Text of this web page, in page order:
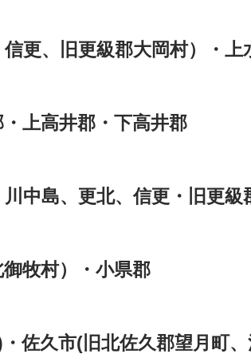
更、旧更級郡大岡村）・上
上高井郡・下高井郡
中島、更北、信更・旧更級
牧村）・小県郡
佐久市(旧北佐久郡望月町